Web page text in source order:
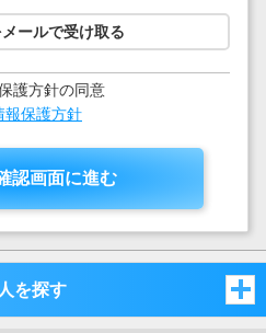
ールで受け取る
護方針の同意
報保護方針
認画面に進む
を探す